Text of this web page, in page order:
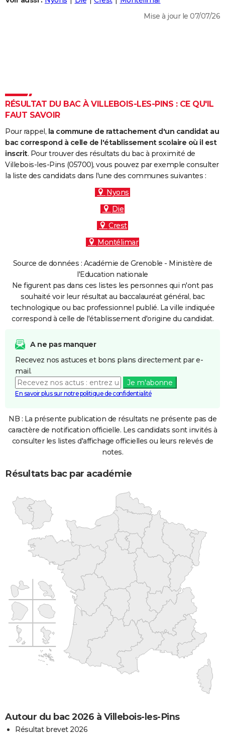
DICTIONNAIRE
Dictionnaire
Biographies
Citations
Expressions
Proverbes
PROGRAMME TV
COPAINS D'AVANT
S'inscrire
Se connecter
Lycées
Collèges
Primaires
Universités
Entreprises
Service militaire
Avis de recherche
AVIS DE DÉCÈS
FORUM
Mise à jour le 07/07/26
RÉSULTAT DU BAC À VILLEBOIS-LES-PINS : CE QU'IL
FAUT SAVOIR
Pour rappel, la commune de rattachement d'un candidat au
bac correspond à celle de l'établissement scolaire où il est
inscrit. Pour trouver des résultats du bac à proximité de
Villebois-les-Pins (05700), vous pouvez par exemple consulter
la liste des candidats dans l'une des communes suivantes :
Nyons
Die
Crest
Montélimar
Source de données : Académie de Grenoble - Ministère de
l'Education nationale
Ne figurent pas dans ces listes les personnes qui n'ont pas
souhaité voir leur résultat au baccalauréat général, bac
technologique ou bac professionnel publié. La ville indiquée
correspond à celle de l'établissement d'origine du candidat.
A ne pas manquer
Recevez nos astuces et bons plans directement par e-
mail.
Je m'abonne
En savoir plus sur notre politique de confidentialité
NB : La présente publication de résultats ne présente pas de
caractère de notification officielle. Les candidats sont invités à
consulter les listes d'affichage officielles ou leurs relevés de
notes.
Résultats bac par académie
Autour du bac 2026 à Villebois-les-Pins
Résultat brevet 2026